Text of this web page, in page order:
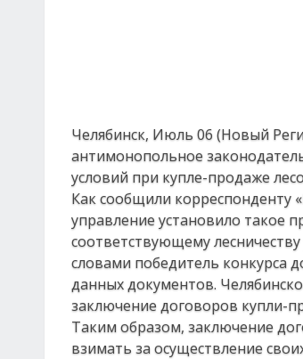
Челябинск, Июль 06 (Новый
антимонопольное
условий при купле-продаже
Как сообщили корреспонденту
управление установило такое
соответствующему
словами победитель конкурса
данных документов.
заключение договоров купли-
Таким образом, заключение
взимать за осуществление